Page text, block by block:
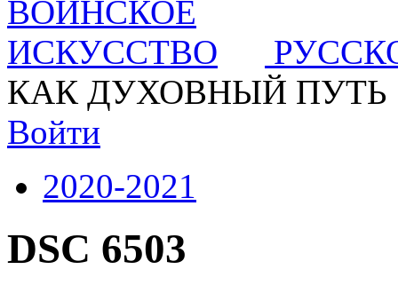
КАК ДУХОВНЫЙ ПУТЬ
Войти
2020-2021
DSC 6503